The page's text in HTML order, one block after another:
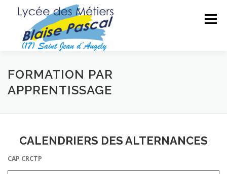
Menu
SÉCURITÉ DES BIENS ET DES PERSONNES
SECTEUR SPORTIF FORMATIONS ADULTES
FORMATION PAR
APPRENTISSAGE
CALENDRIERS DES ALTERNANCES
CAP CRCTP